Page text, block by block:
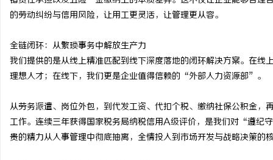
的劳动纠纷与信用风险，让用工更灵活，让管理更从容。
全链闭环：从繁琐事务中解放生产力
我们提供的是从线上精准匹配到线下深度落地的闭环解决方案。在
理想人才；在线下，我们更是企业值得信赖的“外部人力资源部”。
从劳务派遣、岗位外包，到代发工资、代扣个税、缴纳社保公积金
工作。连续三年获得国家税务局纳税信用A级评价，是我们对“遵纪
贵的精力从人事管理中彻底抽离，全情投入到市场开发与战略决策的